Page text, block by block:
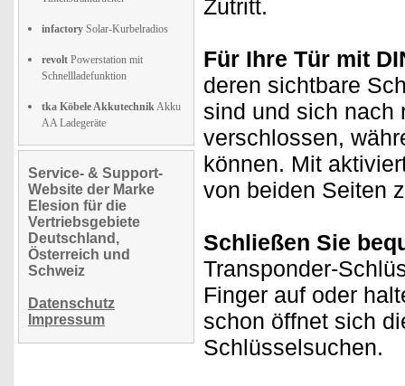
infactory Solar-Kurbelradios
revolt Powerstation mit
Schnellladefunktion
tka Köbele AkkutechnikAkku
AA Ladegeräte
Service- & Support-
Website der Marke
Elesion für die
Vertriebsgebiete
Deutschland,
Österreich und
Schweiz
Datenschutz
Impressum
Zutritt.
Für Ihre Tür mit
deren sichtbare
sind und sich nach
verschlossen,
können. Mit
von beiden Seiten
Schließen Sie
Transponder-
Finger auf oder
schon öffnet sich
Schlüsselsuchen.